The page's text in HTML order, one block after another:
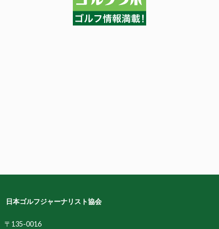
日本ゴルフジャーナリスト協会
〒135-0016